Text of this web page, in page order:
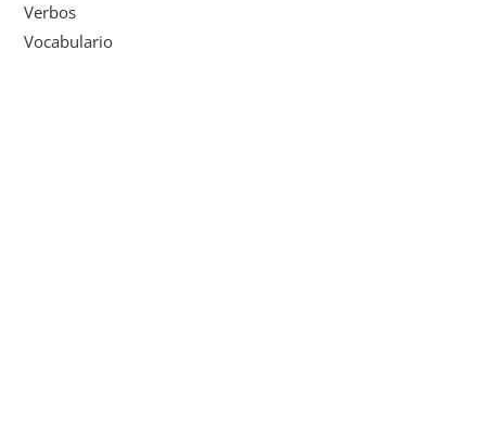
Verbos
Vocabulario